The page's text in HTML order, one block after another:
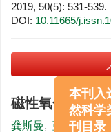
2019, 50(5): 531-539.
DOI: 10.11665/
磁性氧化铁纳
龚斯曼, 蓝思逸, 李菁
本刊
然科